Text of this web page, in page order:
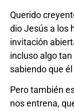
Querido
dio Jesús a los
invitación
incluso algo
sabiendo que
Pero también
nos entrena,